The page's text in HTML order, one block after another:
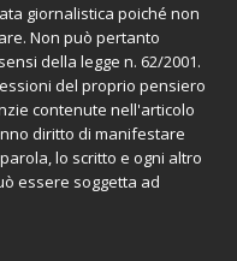
giornalistica poiché non
Non può pertanto
della legge n. 62/2001.
del proprio pensiero
contenute nell'articolo
diritto di manifestare
lo scritto e ogni altro
essere soggetta ad